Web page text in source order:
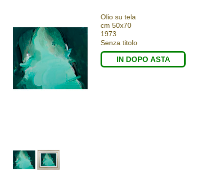
Olio su tela
cm 50x70
1973
Senza titolo
IN DOPO ASTA